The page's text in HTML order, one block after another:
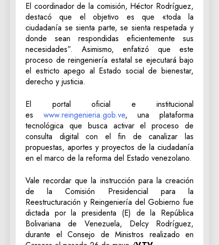
El coordinador de la comisión, Héctor Rodríguez,
destacó que el objetivo es que «toda la
ciudadanía se sienta parte, se sienta respetada y
donde sean respondidas eficientemente sus
necesidades”. Asimismo, enfatizó que este
proceso de reingeniería estatal se ejecutará bajo
el estricto apego al Estado social de bienestar,
derecho y justicia.
El portal oficial e institucional
es www.reingenieria.gob.ve, una plataforma
tecnológica que busca activar el proceso de
consulta digital con el fin de canalizar las
propuestas, aportes y proyectos de la ciudadanía
en el marco de la reforma del Estado venezolano.
Vale recordar que la instrucción para la creación
de la Comisión Presidencial para la
Reestructuración y Reingeniería del Gobierno fue
dictada por la presidenta (E) de la República
Bolivariana de Venezuela, Delcy Rodríguez,
durante el Consejo de Ministros realizado en